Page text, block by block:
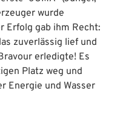
wurde
Erfolg gab ihm Recht:
zuverlässig lief und
erledigte! Es
Platz weg und
Energie und Wasser